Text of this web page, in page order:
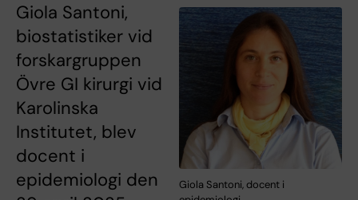
Giola Santoni, docent i
Giola Santoni,
biostatistiker vid
forskargruppen
Övre GI kirurgi vid
Karolinska
Institutet, blev
docent i
epidemiologi den